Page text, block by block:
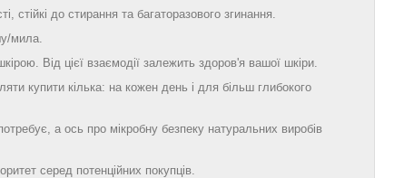
стійкі до стирання та багаторазового згинання.
мила.
Від цієї взаємодії залежить здоров'я вашої шкіри.
купити кілька: на кожен день і для більш глибокого
а ось про мікробну безпеку натуральних виробів
серед потенційних покупців.